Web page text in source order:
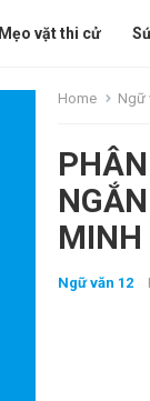
Mẹo vặt thi cử
Home Ngữ
MINH
Ngữ văn 12